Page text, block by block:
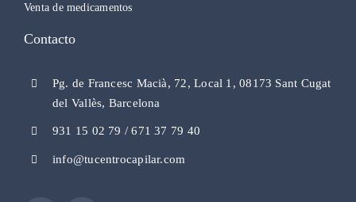
Venta de medicamentos
Contacto
Pg. de Francesc Macià, 72, Local 1, 08173 Sant Cugat
del Vallès, Barcelona
931 15 02 79 / 671 37 79 40
info@tucentrocapilar.com